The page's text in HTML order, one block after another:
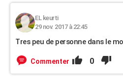
EL keurti
29 nov. 2017 à 22:45
Tres peu de personne dans le
Commenter 0